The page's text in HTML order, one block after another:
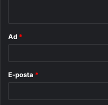
Ad *
E-posta *